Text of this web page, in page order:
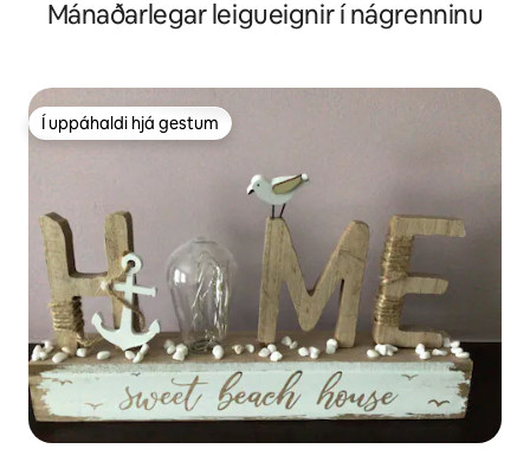
Mánaðarlegar leigueignir í nágrenninu
Í uppáhaldi hjá gestum
Í uppáhaldi hjá gestum